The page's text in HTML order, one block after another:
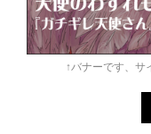
↑バナーです、サ